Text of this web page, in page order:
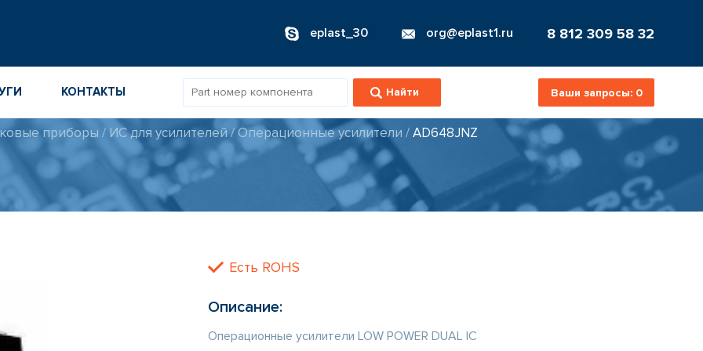
eplast_30 org@eplast1.ru 8 812 309 58 32
КОНТАКТЫ Ваши запросы: 0
приборы / ИС для усилителей/Операционные усилители /AD648JNZ
Есть ROHS
Описание:
Операционные усилители LOW POWER DUAL IC